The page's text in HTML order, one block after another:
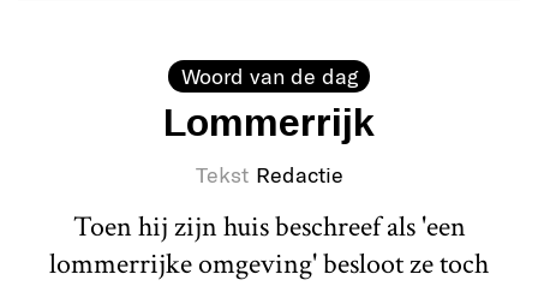
Woord van de dag
Lommerrijk
Tekst Redactie
Toen hij zijn huis beschreef als 'een
lommerrijke omgeving' besloot ze toch